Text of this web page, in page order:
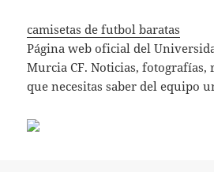
camisetas de futbol baratas
Página web oficial del
Murcia CF. Noticias, fotografías,
que necesitas saber del equipo